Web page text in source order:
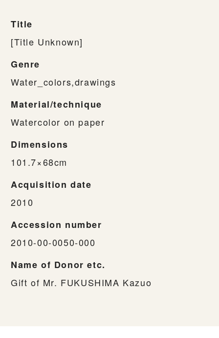
Title
[Title Unknown]
Genre
Water_colors,drawings
Material/technique
Watercolor on paper
Dimensions
101.7×68cm
Acquisition date
2010
Accession number
2010-00-0050-000
Name of Donor etc.
Gift of Mr. FUKUSHIMA Kazuo